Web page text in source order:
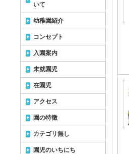
いて
幼稚園紹介
コンセプト
入園案内
未就園児
在園児
アクセス
園の特徴
カテゴリ無し
園児のいちにち